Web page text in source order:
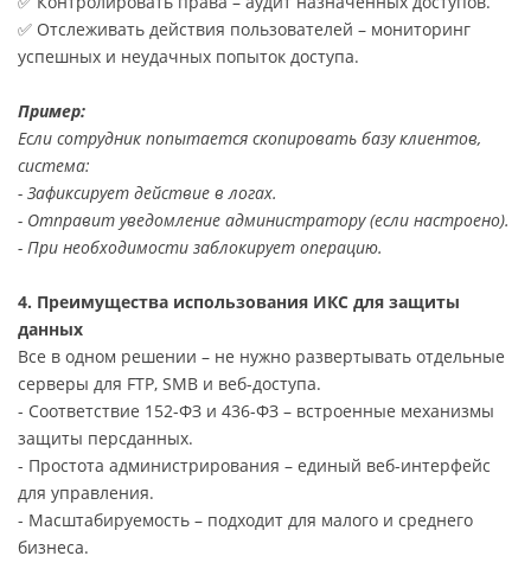
✅ Отслеживать действия пользователей – мониторинг
успешных и неудачных попыток доступа.
Пример:
Если сотрудник попытается скопировать базу клиентов,
система:
- Зафиксирует действие в логах.
- Отправит уведомление администратору (если настроено).
- При необходимости заблокирует операцию.
4. Преимущества использования ИКС для защиты
данных
Все в одном решении – не нужно развертывать отдельные
серверы для FTP, SMB и веб-доступа.
- Соответствие 152-ФЗ и 436-ФЗ – встроенные механизмы
защиты персданных.
- Простота администрирования – единый веб-интерфейс
для управления.
- Масштабируемость – подходит для малого и среднего
бизнеса.